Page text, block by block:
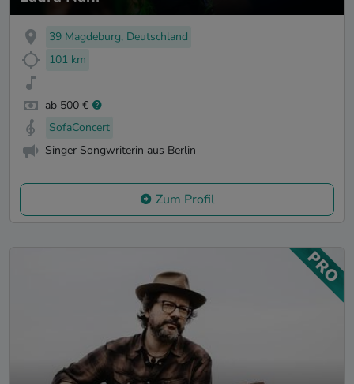
39 Magdeburg, Deutschland
101 km
ab 500 €
SofaConcert
Singer Songwriterin aus Berlin
Zum Profil